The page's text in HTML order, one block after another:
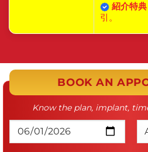
紹介特典
引。
BOOK AN
Know the plan, implant,